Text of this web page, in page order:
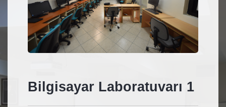
Bilgisayar Laboratuvarı 1